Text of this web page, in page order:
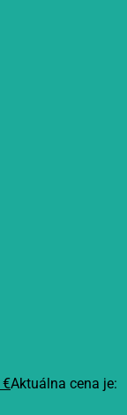
€Aktuálna cena je: